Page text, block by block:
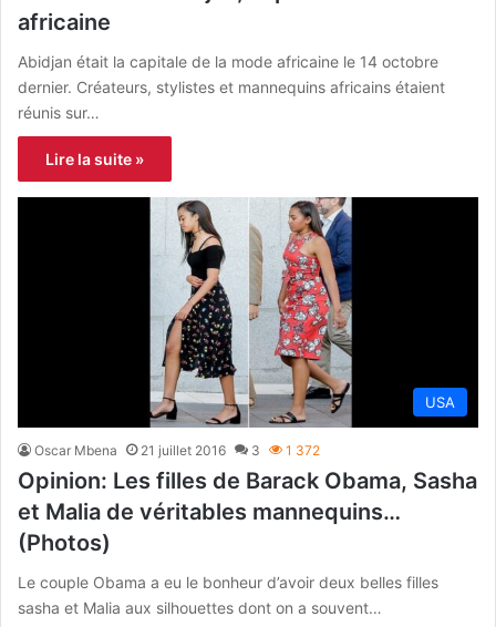
africaine
Abidjan était la capitale de la mode africaine le 14 octobre
dernier. Créateurs, stylistes et mannequins africains étaient
réunis sur…
Lire la suite »
USA
Oscar Mbena 21 juillet 2016 3 1 372
Opinion: Les filles de Barack Obama, Sasha
et Malia de véritables mannequins…
(Photos)
Le couple Obama a eu le bonheur d’avoir deux belles filles
sasha et Malia aux silhouettes dont on a souvent…